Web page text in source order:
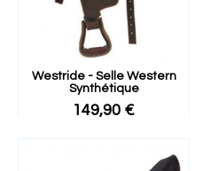
Westride - Selle Western
Synthétique
149,90 €